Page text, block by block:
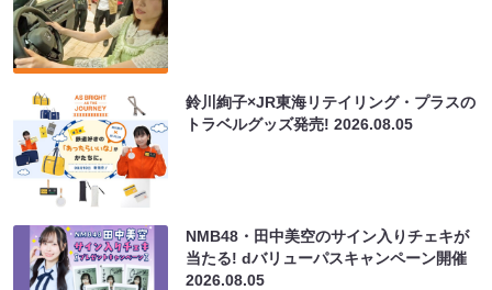
鈴川絢子×JR東海リテイリング・プラスの
トラベルグッズ発売!2026.08.05
NMB48・田中美空のサイン入りチェキが
当たる! dバリューパスキャンペーン開催
2026.08.05